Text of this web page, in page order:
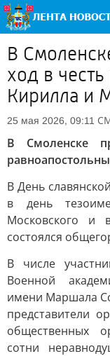
В
ход в
Кирилла и
25 мая 2026, 09:11
В Смоленске
В День
в день
Московского и
состоялся
В числе
Военной
имени Маршала
представители
общественных
сотни